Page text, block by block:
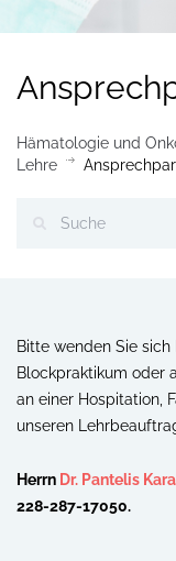
Hämatologie und
Lehre
Bitte wenden Sie
Blockpraktikum oder
an einer Hospitation,
unseren
Herrn Dr. Pantelis
228-287-17050.